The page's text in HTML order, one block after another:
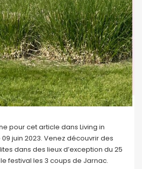
pour cet article dans Living in
juin 2023. Venez découvrir des
dans des lieux d’exception du 25
festival les 3 coups de Jarnac.